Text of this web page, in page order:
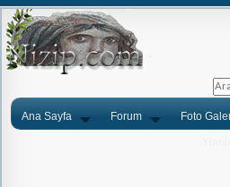
Ana Sayfa Forum Foto